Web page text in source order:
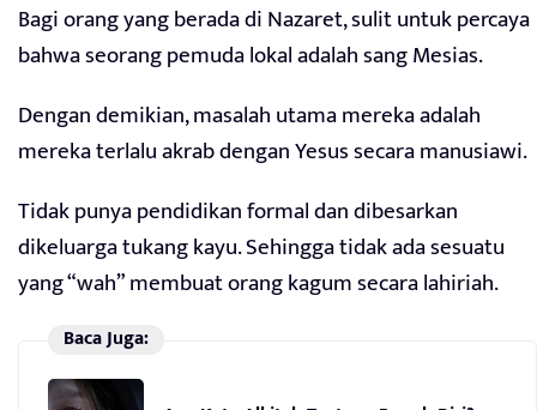
Bagi orang yang berada di Nazaret, sulit untuk percaya
bahwa seorang pemuda lokal adalah sang Mesias.
Dengan demikian, masalah utama mereka adalah
mereka terlalu akrab dengan Yesus secara manusiawi.
Tidak punya pendidikan formal dan dibesarkan
dikeluarga tukang kayu. Sehingga tidak ada sesuatu
yang “wah” membuat orang kagum secara lahiriah.
Baca Juga: